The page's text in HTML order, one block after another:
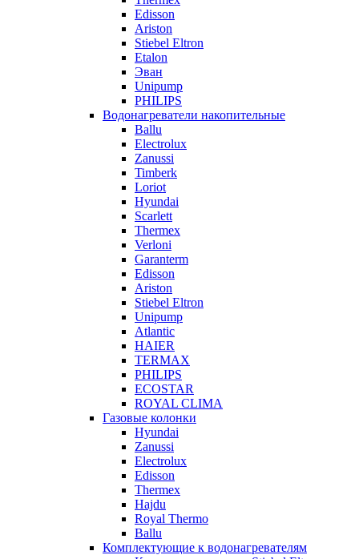
Edisson
Ariston
Stiebel Eltron
Etalon
Эван
Unipump
PHILIPS
Водонагреватели накопительные
Ballu
Electrolux
Zanussi
Timberk
Loriot
Hyundai
Scarlett
Thermex
Verloni
Garanterm
Edisson
Ariston
Stiebel Eltron
Unipump
Atlantic
HAIER
TERMAX
PHILIPS
ECOSTAR
ROYAL CLIMA
Газовые колонки
Hyundai
Zanussi
Electrolux
Edisson
Thermex
Hajdu
Royal Thermo
Ballu
Комплектующие к водонагревателям